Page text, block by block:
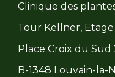
Clinique des
Tour Kellner,
Place Croix du Sud
B-1348 Louvain-la-